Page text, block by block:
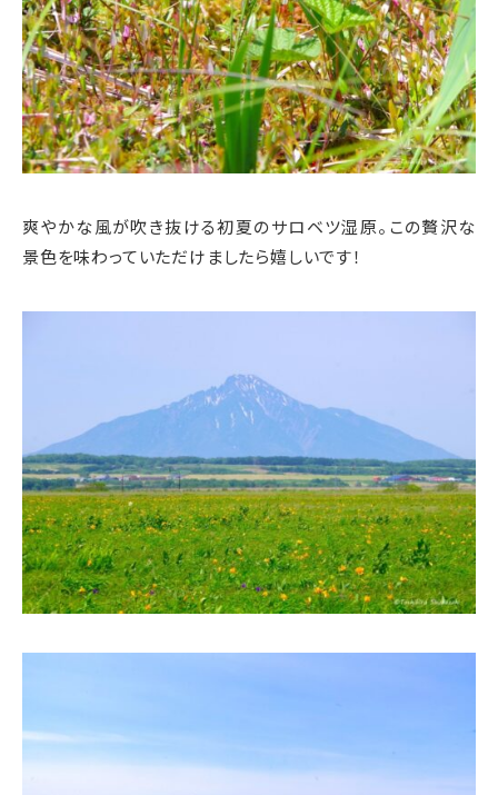
爽やかな風が吹き抜ける初夏のサロベツ湿原。この贅沢な
景色を味わっていただけましたら嬉しいです！